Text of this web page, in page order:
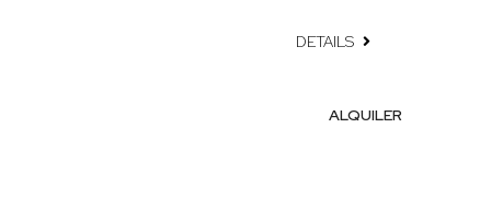
DETAILS
ALQUILER